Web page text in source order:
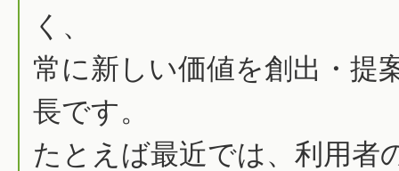
く、
常に新しい価値を創出・提
長です。
たとえば最近では、利用者